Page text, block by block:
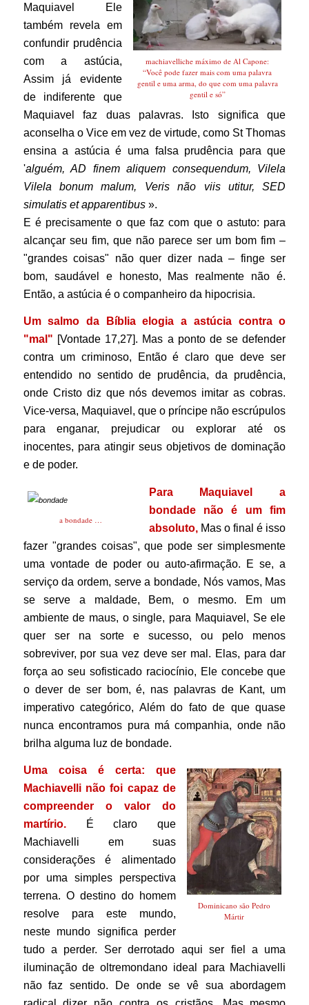
machiavelliche máximo de Al Capone:
“Você pode fazer mais com uma palavra
gentil e uma arma, do que com uma palavra
gentil e só”
Maquiavel
Ele
também revela em
confundir prudência
com a astúcia,
Assim já evidente
de indiferente que
Maquiavel faz duas palavras. Isto significa que
aconselha o Vice em vez de virtude, como St Thomas
ensina a astúcia é uma falsa prudência para que
'alguém, AD finem aliquem consequendum, Vilela
Vilela bonum malum, Veris não viis utitur, SED
simulatis et apparentibus ».
E é precisamente o que faz com que o astuto: para
alcançar seu fim, que não parece ser um bom fim –
"grandes coisas" não quer dizer nada – finge ser
bom, saudável e honesto, Mas realmente não é.
Então, a astúcia é o companheiro da hipocrisia.
Um salmo da Bíblia elogia a astúcia contra o
"mal" [Vontade 17,27]. Mas a ponto de se defender
contra um criminoso, Então é claro que deve ser
entendido no sentido de prudência, da prudência,
onde Cristo diz que nós devemos imitar as cobras.
Vice-versa, Maquiavel, que o príncipe não escrúpulos
para enganar, prejudicar ou explorar até os
inocentes, para atingir seus objetivos de dominação
e de poder.
a bondade …
Para Maquiavel a
bondade não é um fim
absoluto, Mas o final é isso
fazer "grandes coisas", que pode ser simplesmente
uma vontade de poder ou auto-afirmação. E se, a
serviço da ordem, serve a bondade, Nós vamos, Mas
se serve a maldade, Bem, o mesmo. Em um
ambiente de maus, o single, para Maquiavel, Se ele
quer ser na sorte e sucesso, ou pelo menos
sobreviver, por sua vez deve ser mal. Elas, para dar
força ao seu sofisticado raciocínio, Ele concebe que
o dever de ser bom, é, nas palavras de Kant, um
imperativo categórico, Além do fato de que quase
nunca encontramos pura má companhia, onde não
brilha alguma luz de bondade.
Dominicano são Pedro
Mártir
Uma coisa é certa: que
Machiavelli não foi capaz de
compreender o valor do
martírio.É claro que
Machiavelli em suas
considerações é alimentado
por uma simples perspectiva
terrena. O destino do homem
resolve para este mundo,
neste mundo significa perder
tudo a perder. Ser derrotado aqui ser fiel a uma
iluminação de oltremondano ideal para Machiavelli
não faz sentido. De onde se vê sua abordagem